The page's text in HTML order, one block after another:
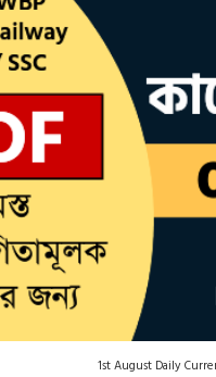
1st August Daily